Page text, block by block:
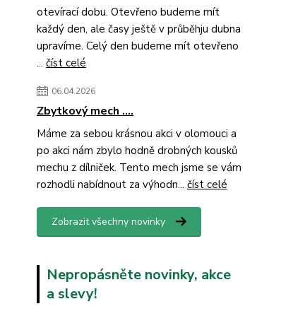
otevírací dobu. Otevřeno budeme mít
každý den, ale časy ještě v průběhju dubna
upravíme. Celý den budeme mít otevřeno
... číst celé
06.04.2026
Zbytkový mech ....
Máme za sebou krásnou akci v olomouci a
po akci nám zbylo hodně drobných kousků
mechu z dílniček. Tento mech jsme se vám
rozhodli nabídnout za výhodn... číst celé
Zobrazit všechny novinky
Nepropásněte novinky, akce
a slevy!